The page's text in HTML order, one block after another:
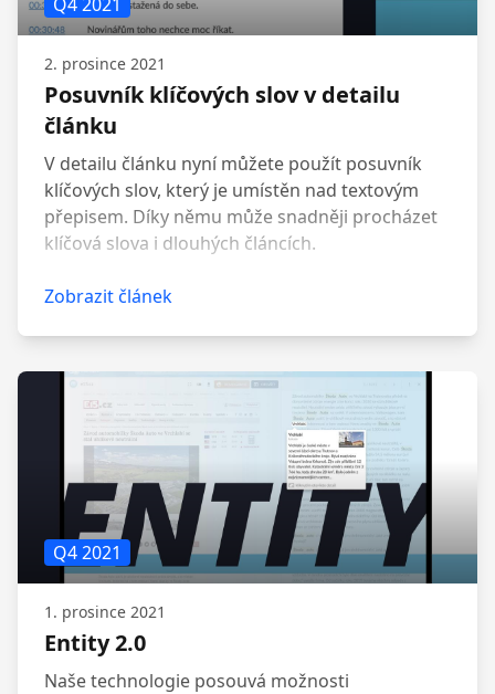
2. prosince 2021
Posuvník klíčových slov v detailu
článku
V detailu článku nyní můžete použít posuvník
klíčových slov, který je umístěn nad textovým
přepisem. Díky němu může snadněji procházet
klíčová slova i dlouhých článcích.
Zobrazit článek
Q4 2021
1. prosince 2021
Entity 2.0
Naše technologie posouvá možnosti